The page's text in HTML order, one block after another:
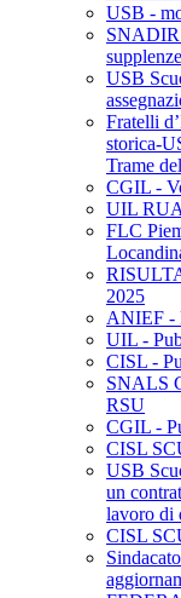
USB -
SNADIR
USB
Fratelli
storica-
Trame
CGIL -
UIL RUA
FLC
2025
ANIEF -
UIL -
CISL -
SNALS
RSU
CGIL -
CISL
USB
un
lavoro di
CISL